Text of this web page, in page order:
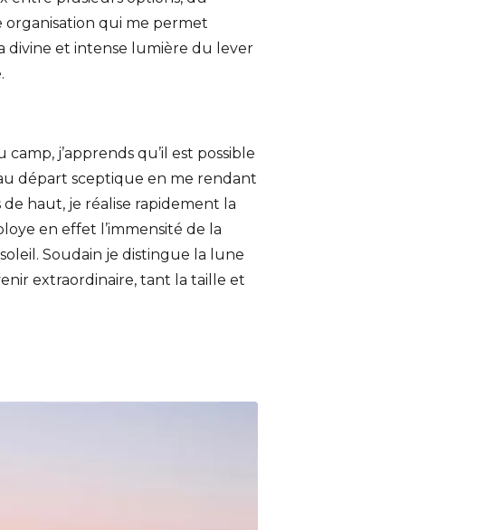
organisation qui me permet
divine et intense lumière du lever
j’apprends qu’il est possible
départ sceptique en me rendant
haut, je réalise rapidement la
en effet l’immensité de la
Soudain je distingue la lune
extraordinaire, tant la taille et